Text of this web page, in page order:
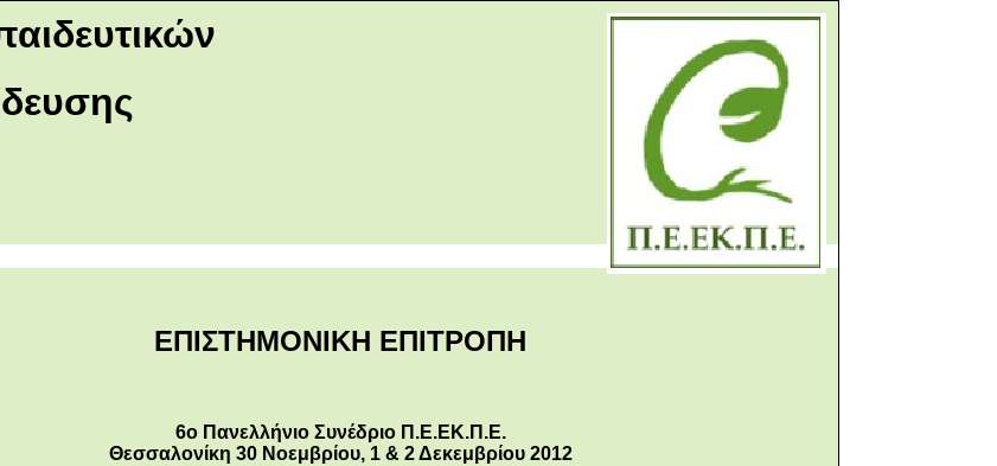
ΕΠΙΣΤΗΜΟΝΙΚΗ ΕΠΙΤΡΟΠΗ
6ο Πανελλήνιο Συνέδριο Π.Ε.ΕΚ.Π.Ε.
Θεσσαλονίκη 30 Νοεμβρίου, 1 & 2 Δεκεμβρίου 2012